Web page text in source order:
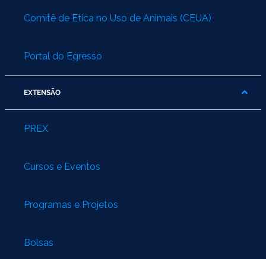
Comitê de Ética no Uso de Animais (CEUA)
Portal do Egresso
EXTENSÃO
PREX
Cursos e Eventos
Programas e Projetos
Bolsas